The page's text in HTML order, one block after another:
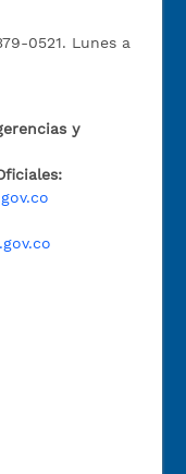
0521. Lunes a
y